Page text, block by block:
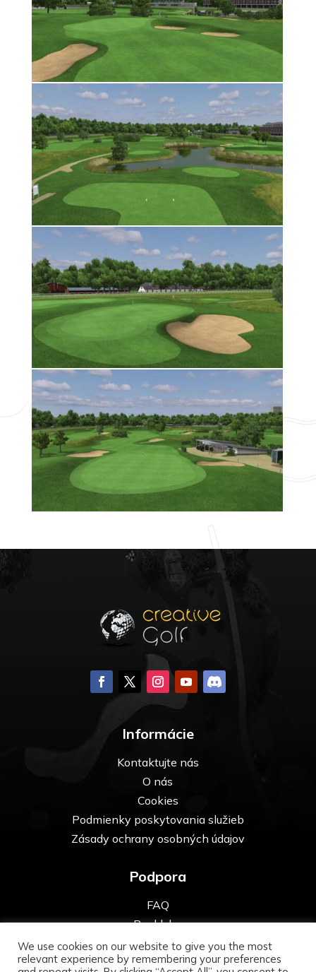
Informácie
Kontaktujte nás
O nás
Cookies
Podmienky poskytovania služieb
Zásady ochrany osobných údajov
Podpora
FAQ
Pre kluby
We use cookies on our website to give you the most
relevant experience by remembering your preferences